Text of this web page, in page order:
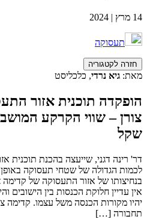
14 מרץ |
2024
תעסוקה
חזרה לקטגוריה
מאת: גיא נרדי, כלכליסט
הופקדה תוכנית אזור
שקל
דר' רינה דגני, שייעצה בהכנת תוכנית
לכמות הגדולה של שטחי תעסוקה באופן
בנחיצותו של אזור התעסוקה של קדימה
אין עדיין חלוקת הכנסות בין הישובים
יהיו מקורות הכנסה משל עצמו. קדימה
תחבורה […]